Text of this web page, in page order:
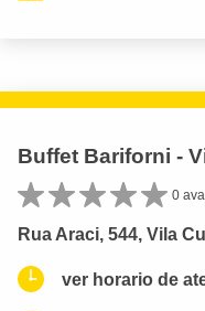
Buffet Bariforni -
0
Rua Araci, 544, Vila
ver horario de